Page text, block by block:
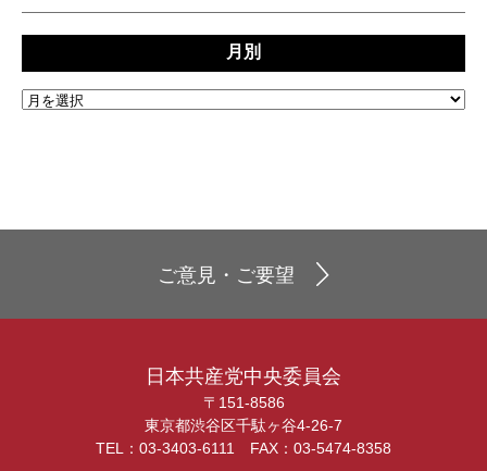
月別
ご意見・ご要望
日本共産党中央委員会
〒151-8586
東京都渋谷区千駄ヶ谷4-26-7
TEL：03-3403-6111 FAX：03-5474-8358